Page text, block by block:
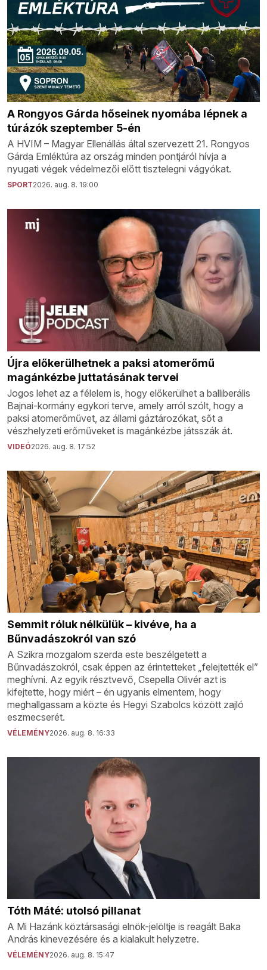
A Rongyos Gárda hőseinek nyomába lépnek a
túrázók szeptember 5-én
A HVIM – Magyar Ellenállás által szervezett 21. Rongyos
Gárda Emléktúra az ország minden pontjáról hívja a
nyugati végek védelmezői előtt tisztelegni vágyókat.
SPORT2026. aug. 8. 19:00
Újra előkerülhetnek a paksi atomerőmű
magánkézbe juttatásának tervei
Jogos lehet az a félelem is, hogy előkerülhet a balliberális
Bajnai-kormány egykori terve, amely arról szólt, hogy a
paksi atomerőművet, az állami gáztározókat, sőt a
vészhelyzeti erőműveket is magánkézbe játsszák át.
VIDEÓ2026. aug. 8. 17:52
Semmit róluk nélkülük – kivéve, ha a
Bűnvadászokról van szó
A Szikra mozgalom szerda este beszélgetett a
Bűnvadászokról, csak éppen az érintetteket „felejtették el”
meghívni. Az egyik résztvevő, Csepella Olivér azt is
kifejtette, hogy miért – én ugyanis elmentem, hogy
meghallgassam a közte és Hegyi Szabolcs között zajló
eszmecserét.
VÉLEMÉNY2026. aug. 8. 16:33
Tóth Máté: utolsó pillanat
A Mi Hazánk köztársasági elnök-jelöltje is reagált Baka
András kinevezésére és a kialakult helyzetre.
VÉLEMÉNY2026. aug. 8. 15:47